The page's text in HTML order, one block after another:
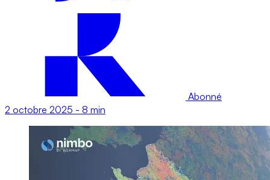
Abonné
2 octobre 2025 - 8 min